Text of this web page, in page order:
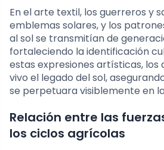
En el arte textil, los guerreros y
emblemas solares, y los
al sol se transmitían de
fortaleciendo la identificación
estas expresiones artísticas,
vivo el legado del sol,
se perpetuara visiblemente en
Relación entre las
los ciclos agrícolas